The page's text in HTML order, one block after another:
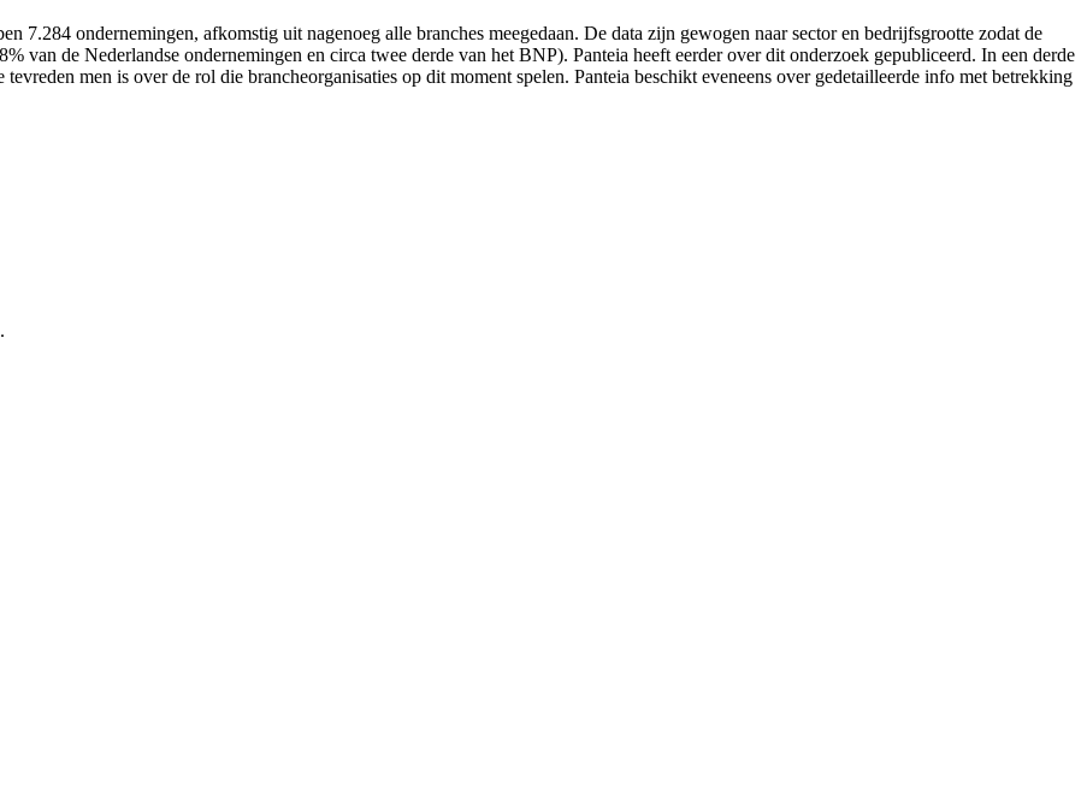
7.284 ondernemingen, afkomstig uit nagenoeg alle branches meegedaan. De data zijn gewogen naar sector en bedrijfsgrootte zodat de
van de Nederlandse ondernemingen en circa twee derde van het BNP). Panteia heeft eerder over dit onderzoek gepubliceerd. In een derde
men is over de rol die brancheorganisaties op dit moment spelen. Panteia beschikt eveneens over gedetailleerde info met betrekking